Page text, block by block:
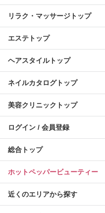
リラク・マッサージトップ
エステトップ
ヘアスタイルトップ
ネイルカタログトップ
美容クリニックトップ
ログイン / 会員登録
総合トップ
ホットペッパービューティー
近くのエリアから探す